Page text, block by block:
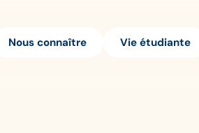
Nous connaître Vie étudiante